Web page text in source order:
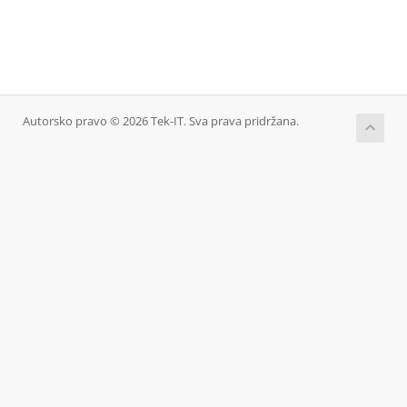
Autorsko pravo © 2026 Tek-IT. Sva prava pridržana.